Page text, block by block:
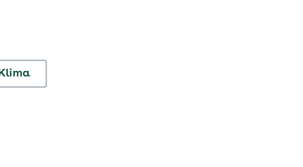
Klima